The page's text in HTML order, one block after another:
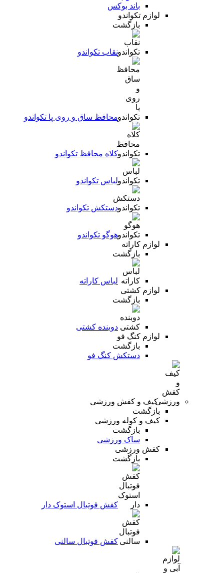
باند بوکس
لوازم تکواندو
بازگشت
نقاب تکواندو
محافظ ساق و روی پا تکواندو
کلاه محافظ تکواندو
لباس تکواندو
دستکش تکواندو
هوگو تکواندو
لوازم کاراته
بازگشت
لباس کاراته
لوازم کشتی
بازگشت
دوبنده کشتی
لوازم کنگ فو
بازگشت
دستکش کنگ فو
کیف و کفش ورزشی
بازگشت
کیف و کوله ورزشی
بازگشت
ساک ورزشی
کفش ورزشی
بازگشت
کفش فوتبال استوک دار
کفش فوتبال سالنی